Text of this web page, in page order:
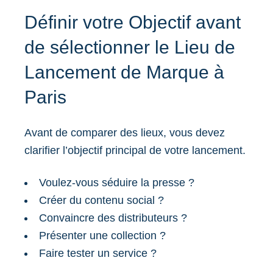
Définir votre Objectif avant
de sélectionner le Lieu de
Lancement de Marque à
Paris
Avant de comparer des lieux, vous devez
clarifier l’objectif principal de votre lancement.
Voulez-vous séduire la presse ?
Créer du contenu social ?
Convaincre des distributeurs ?
Présenter une collection ?
Faire tester un service ?